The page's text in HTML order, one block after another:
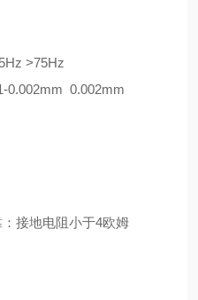
>75Hz
0.002mm 0.002mm
接地电阻小于4欧姆